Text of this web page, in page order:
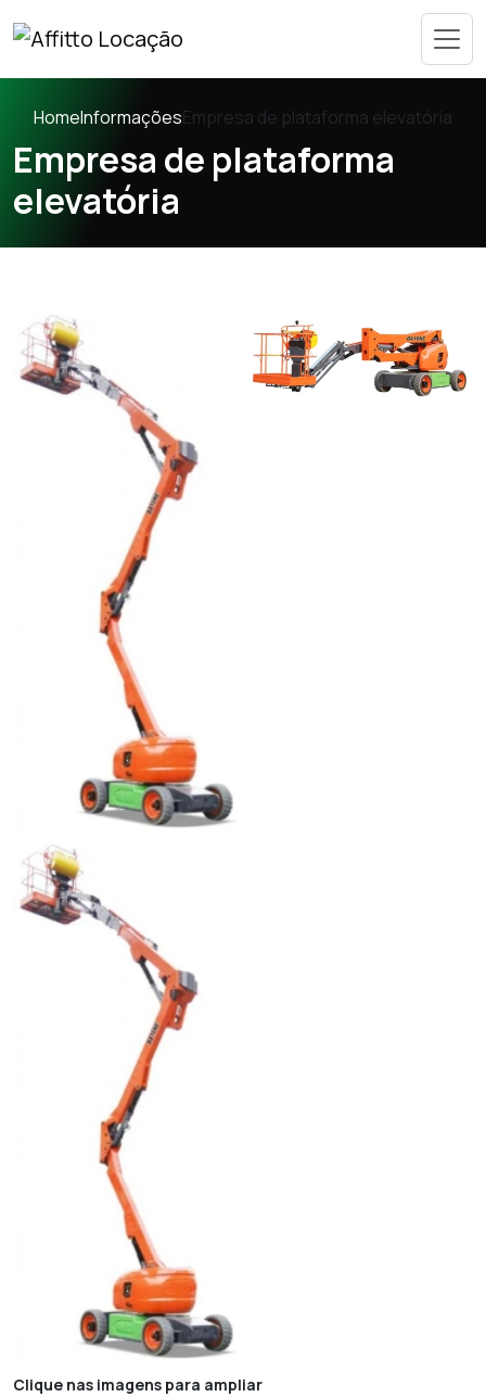
HomeInformaçõesEmpresa de plataforma elevatória
Empresa de plataforma
elevatória
Clique nas imagens para ampliar